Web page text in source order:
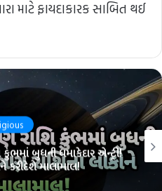
માટે ફાયદાકારક સાબિત થઈ
બુધની ધમાકેદાર એન્ટ્રી!
કરીદેશે માલામાલ!